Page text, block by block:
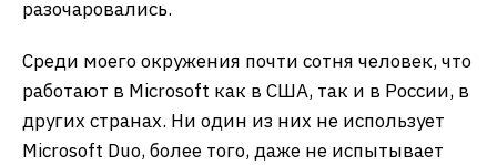
разочаровались.
Среди моего окружения почти сотня человек, что
работают в Microsoft как в США, так и в России, в
других странах. Ни один из них не использует
Microsoft Duo, более того, даже не испытывает